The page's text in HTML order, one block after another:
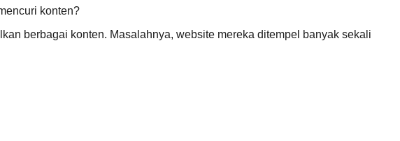
konten?
berbagai konten. Masalahnya, website mereka ditempel banyak sekali